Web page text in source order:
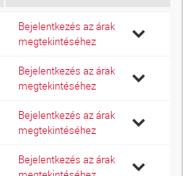
Bejelentkezés az árak
megtekintéséhez
Bejelentkezés az árak
megtekintéséhez
Bejelentkezés az árak
megtekintéséhez
Bejelentkezés az árak